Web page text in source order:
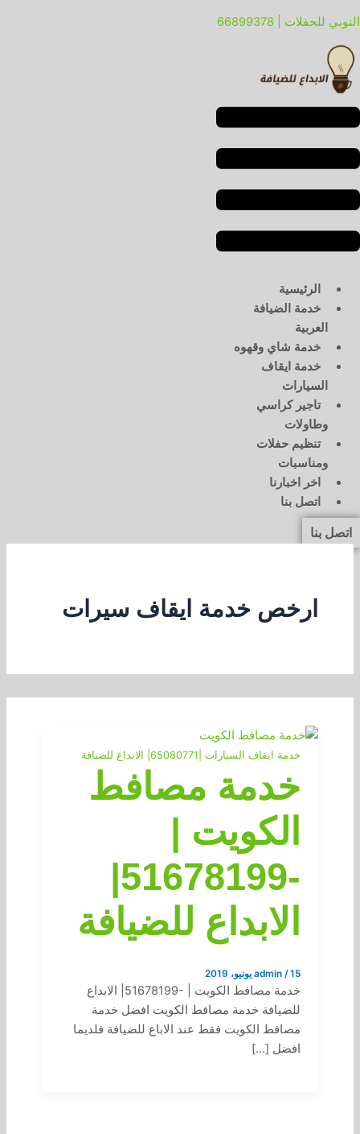
إلى
المحتوى
النوبي للحفلات | 66899378
الرئيسية
خدمة الضيافة
العربية
خدمة شاي وقهوه
خدمة ايقاف
السيارات
تاجير كراسي
وطاولات
تنظيم حفلات
ومناسبات
اخر اخبارنا
اتصل بنا
اتصل بنا
ارخص خدمة ايقاف سيرات
خدمة ايقاف السيارات |65080771| الابداع للضيافة
خدمة مصافط
الكويت |
-51678199|
الابداع للضيافة
admin /15 يونيو، 2019
خدمة مصافط الكويت | -51678199| الابداع
للضيافة خدمة مصافط الكويت افضل خدمة
مصافط الكويت فقط عند الاباع للضيافة فلديما
افضل […]